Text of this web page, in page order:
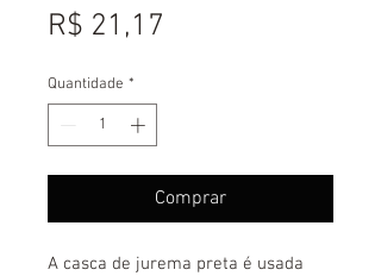
R$ 21,17
Quantidade *
Comprar
A casca de jurema preta é usada